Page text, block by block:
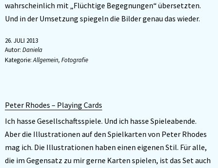
wahrscheinlich mit „Flüchtige Begegnungen“ übersetzten.
Und in der Umsetzung spiegeln die Bilder genau das wieder.
26. JULI 2013
Autor: Daniela
Kategorie:Allgemein, Fotografie
Peter Rhodes – Playing Cards
Ich hasse Gesellschaftsspiele. Und ich hasse Spieleabende.
Aber die Illustrationen auf den Spielkarten von Peter Rhodes
mag ich. Die Illustrationen haben einen eigenen Stil. Für alle,
die im Gegensatz zu mir gerne Karten spielen, ist das Set auch